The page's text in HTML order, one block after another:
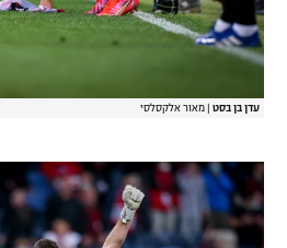
עדן בן בסט מאור אלקסלסי